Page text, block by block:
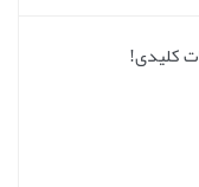
کلیدی!